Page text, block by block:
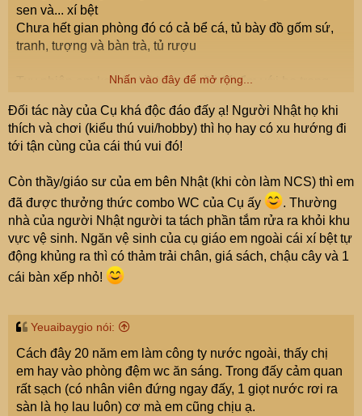
sen và... xí bệt
Chưa hết gian phòng đó có cả bể cá, tủ bày đồ gốm sứ,
tranh, tượng và bàn trà, tủ rượu
Tuy nhiên em ko có nhã hứng ngồi đối ẩm với họ trong
Nhấn vào đây để mở rộng...
Đối tác này của Cụ khá độc đáo đấy ạ! Người Nhật họ khi
thích và chơi (kiểu thú vui/hobby) thì họ hay có xu hướng đi
tới tận cùng của cái thú vui đó!
Còn thầy/giáo sư của em bên Nhật (khi còn làm NCS) thì em
đã được thưởng thức combo WC của Cụ ấy
. Thường
nhà của người Nhật người ta tách phần tắm rửa ra khỏi khu
vực vệ sinh. Ngăn vệ sinh của cụ giáo em ngoài cái xí bệt tự
động khủng ra thì có thảm trải chân, giá sách, chậu cây và 1
cái bàn xếp nhỏ!
Yeuaibaygio nói:
Cách đây 20 năm em làm công ty nước ngoài, thấy chị
em hay vào phòng đệm wc ăn sáng. Trong đấy cảm quan
rất sạch (có nhân viên đứng ngay đấy, 1 giọt nước rơi ra
sàn là họ lau luôn) cơ mà em cũng chịu ạ.